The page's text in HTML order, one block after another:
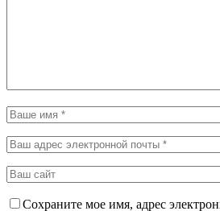
Сохраните мое имя, адрес